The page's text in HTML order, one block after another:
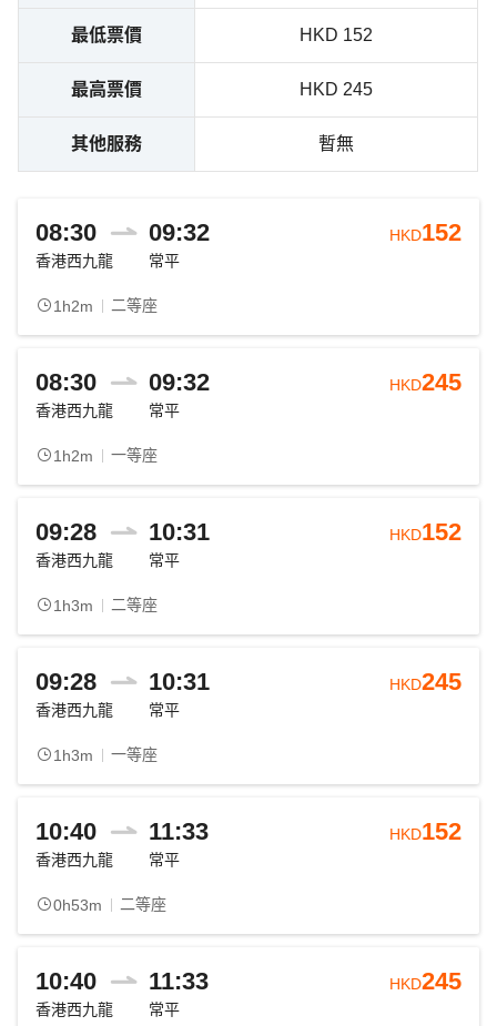
最低票價 HKD 152
最高票價 HKD 245
其他服務 暫無
08:30 09:32
香港西九龍 常平
1h2m 二等座
HKD152
08:30 09:32
香港西九龍 常平
1h2m 一等座
HKD245
09:28 10:31
香港西九龍 常平
1h3m 二等座
HKD152
09:28 10:31
香港西九龍 常平
1h3m 一等座
HKD245
10:40 11:33
香港西九龍 常平
0h53m 二等座
HKD152
10:40 11:33
香港西九龍 常平
HKD245